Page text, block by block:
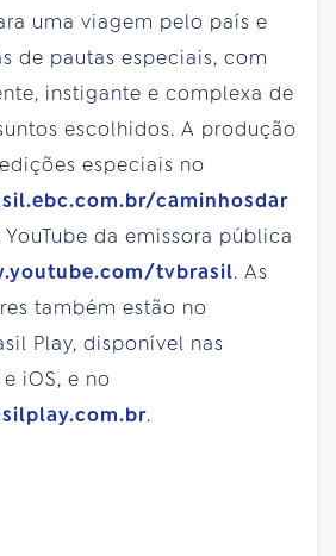
uma viagem pelo país e
de pautas especiais, com
instigante e complexa de
escolhidos. A produção
especiais no
caminhosdar
YouTube da emissora pública
tvbrasil. As
também estão no
Play, disponível nas
iOS, e no
.